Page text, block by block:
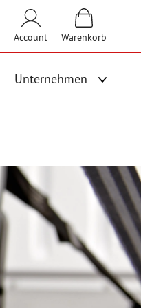
Account Warenkorb
Unternehmen